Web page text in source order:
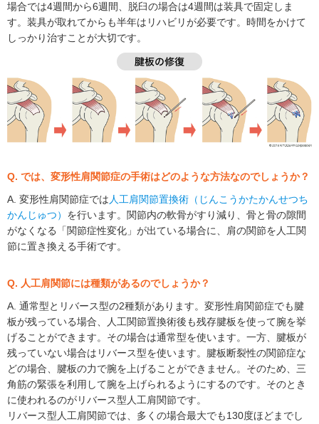
場合では4週間から6週間、脱臼の場合は4週間は装具で固定しま
す。装具が取れてからも半年はリハビリが必要です。時間をかけて
しっかり治すことが大切です。
Q. では、変形性肩関節症の手術はどのような方法なのでしょうか？
A. 変形性肩関節症では 人工肩関節置換術（じんこうかたかんせつち
かんじゅつ） を行います。関節内の軟骨がすり減り、骨と骨の隙間
がなくなる「関節症性変化」が出ている場合に、肩の関節を人工関
節に置き換える手術です。
Q. 人工肩関節には種類があるのでしょうか？
A. 通常型とリバース型の2種類があります。変形性肩関節症でも腱
板が残っている場合、人工関節置換術後も残存腱板を使って腕を挙
げることができます。その場合は通常型を使います。一方、腱板が
残っていない場合はリバース型を使います。腱板断裂性の関節症な
どの場合、腱板の力で腕を上げることができません。そのため、三
角筋の緊張を利用して腕を上げられるようにするのです。そのとき
に使われるのがリバース型人工肩関節です。
リバース型人工肩関節では、多くの場合最大でも130度ほどまでし